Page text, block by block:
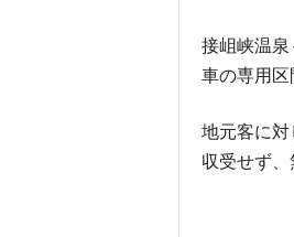
接岨峡温泉
車の専用区
地元客に
収受せず、